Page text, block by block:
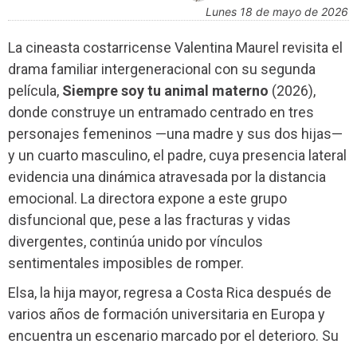
lunes 18 de mayo de 2026
La cineasta costarricense Valentina Maurel revisita el
drama familiar intergeneracional con su segunda
película, Siempre soy tu animal materno (2026),
donde construye un entramado centrado en tres
personajes femeninos —una madre y sus dos hijas—
y un cuarto masculino, el padre, cuya presencia lateral
evidencia una dinámica atravesada por la distancia
emocional. La directora expone a este grupo
disfuncional que, pese a las fracturas y vidas
divergentes, continúa unido por vínculos
sentimentales imposibles de romper.
Elsa, la hija mayor, regresa a Costa Rica después de
varios años de formación universitaria en Europa y
encuentra un escenario marcado por el deterioro. Su